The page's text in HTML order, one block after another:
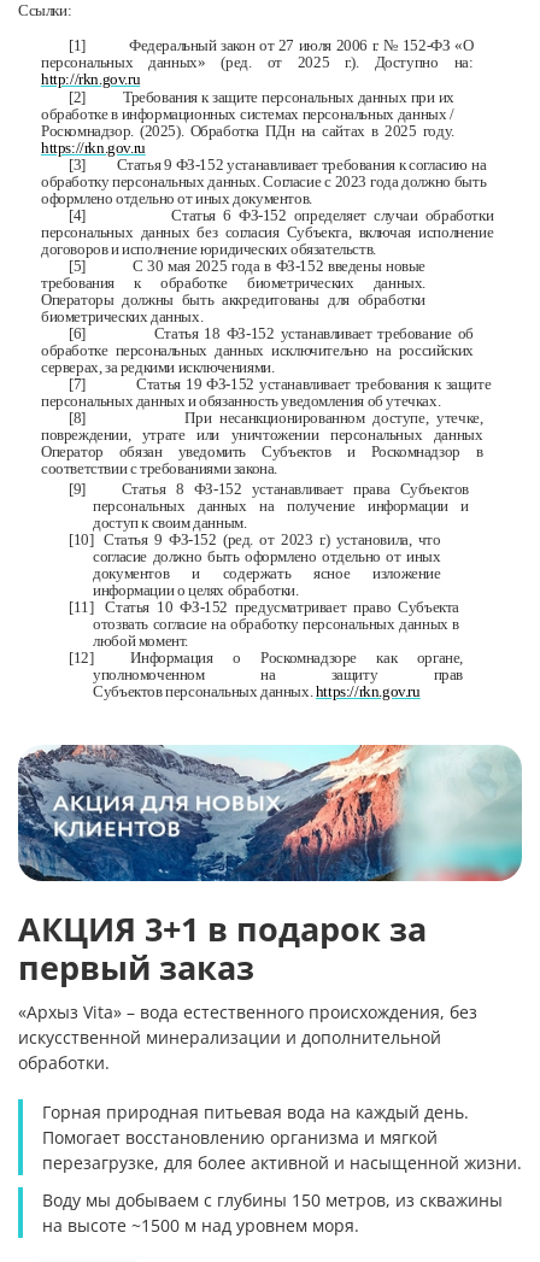
Ссылки:
[1]
Федеральный закон от 27 июля 2006 г. № 152-ФЗ «О
персональных данных» (ред. от 2025 г.). Доступно на:
http://rkn.gov.ru
[2]
Требования к защите персональных данных при их
обработке в информационных системах персональных данных /
Роскомнадзор. (2025). Обработка ПДн на сайтах в 2025 году.
https://rkn.gov.ru
[3]
Статья 9 ФЗ-152 устанавливает требования к согласию на
обработку персональных данных. Согласие с 2023 года должно быть
оформлено отдельно от иных документов.
[4]
Статья 6 ФЗ-152 определяет случаи обработки
персональных данных без согласия Субъекта, включая исполнение
договоров и исполнение юридических обязательств.
[5]
С 30 мая 2025 года в ФЗ-152 введены новые
требования к обработке биометрических данных.
Операторы должны быть аккредитованы для обработки
биометрических данных.
[6]
Статья 18 ФЗ-152 устанавливает требование об
обработке персональных данных исключительно на российских
серверах, за редкими исключениями.
[7]
Статья 19 ФЗ-152 устанавливает требования к защите
персональных данных и обязанность уведомления об утечках.
[8]
При несанкционированном доступе, утечке,
повреждении, утрате или уничтожении персональных данных
Оператор обязан уведомить Субъектов и Роскомнадзор в
соответствии с требованиями закона.
[9]
Статья 8 ФЗ-152 устанавливает права Субъектов
персональных данных на получение информации и
доступ к своим данным.
[10] Статья 9 ФЗ-152 (ред. от 2023 г.) установила, что
согласие должно быть оформлено отдельноот иных
документов и содержать ясное изложение
информации о целях обработки.
[11]
Статья 10 ФЗ-152 предусматривает право Субъекта
отозвать согласие на обработкуперсональных данных в
любой момент.
[12]
Информация о Роскомнадзоре как органе,
уполномоченном на защиту прав
Субъектовперсональных данных.https://rkn.gov.ru
АКЦИЯ 3+1 в подарок за
первый заказ
«Архыз Vita» – вода естественного происхождения, без
искусственной минерализации и дополнительной
обработки.
Горная природная питьевая вода на каждый день.
Помогает восстановлению организма и мягкой
перезагрузке, для более активной и насыщенной жизни.
Воду мы добываем с глубины 150 метров, из скважины
на высоте ~1500 м над уровнем моря.